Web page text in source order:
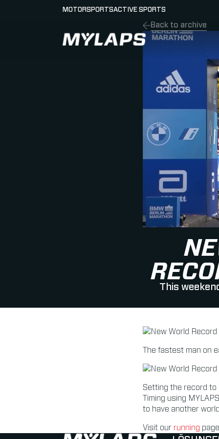
LOGO MYLAPS - GERMAN
MOTORSPORTSACTIVE SPORTS
Back to archive
This
The fastest man on
Setting the record to
Timing using
to have another
Visit our running